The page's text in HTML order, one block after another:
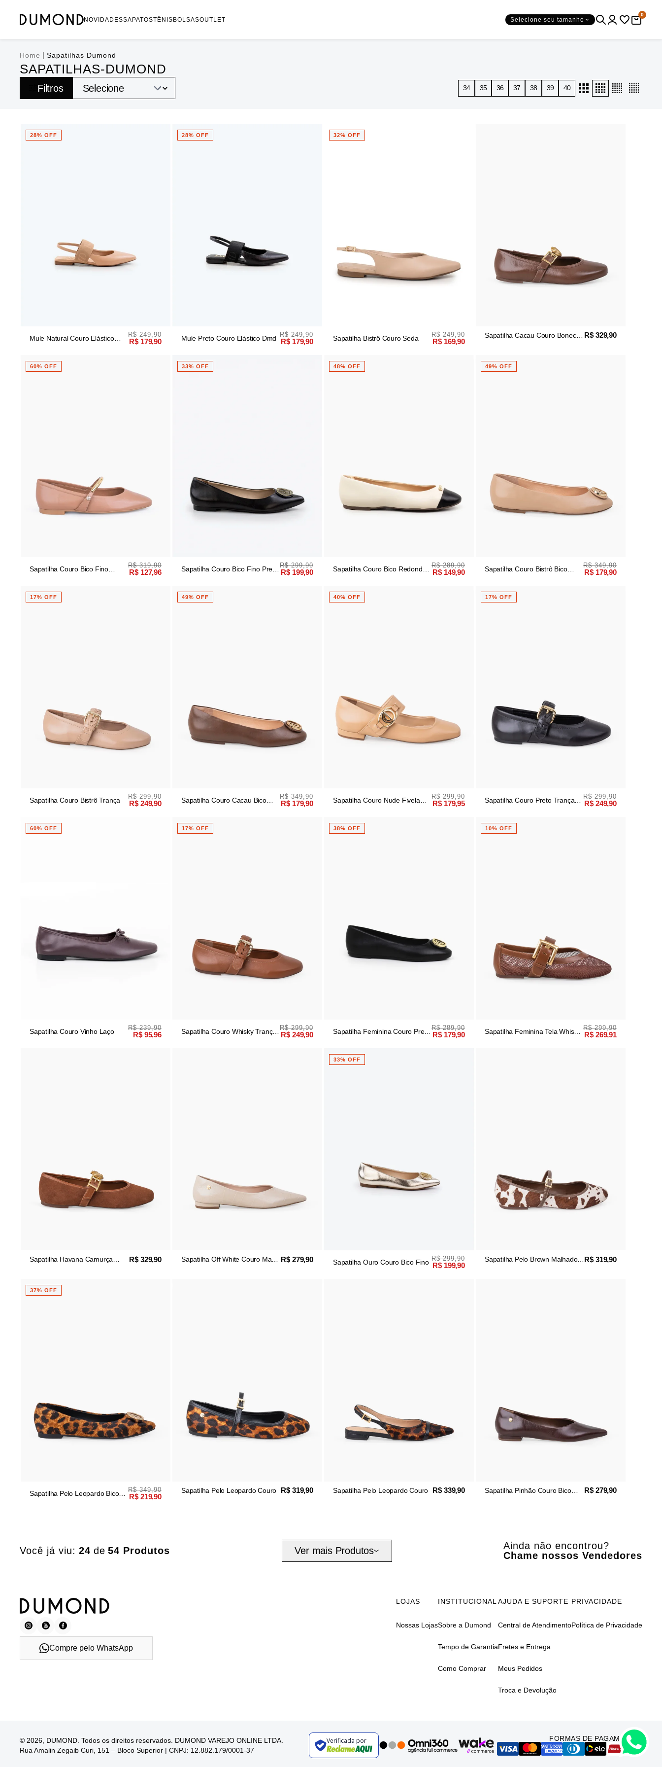
Selecione seu tamanho
0
NOVIDADESSAPATOSTÊNISBOLSASOUTLET
Home Sapatilhas Dumond
SAPATILHAS-DUMOND
Filtros 34 35 36 37 38 39 40
28% OFF
Mule Natural Couro Elástico
R$ 249,90
R$ 179,90
28% OFF
Mule Preto Couro Elástico Dmd R$ 249,90
R$ 179,90
32% OFF
Sapatilha Bistrô Couro Seda R$ 249,90
R$ 169,90
Sapatilha Cacau Couro Boneca
R$ 329,90
60% OFF
Sapatilha Couro Bico Fino
R$ 319,90
R$ 127,96
33% OFF
Sapatilha Couro Bico Fino Preto R$ 299,90
R$ 199,90
48% OFF
Sapatilha Couro Bico Redondo
R$ 289,90
R$ 149,90
49% OFF
Sapatilha Couro Bistrô Bico
R$ 349,90
R$ 179,90
17% OFF
Sapatilha Couro Bistrô Trança R$ 299,90
R$ 249,90
49% OFF
Sapatilha Couro Cacau Bico
R$ 349,90
R$ 179,90
40% OFF
Sapatilha Couro Nude Fivela
R$ 299,90
R$ 179,95
17% OFF
Sapatilha Couro Preto Trança
R$ 299,90
R$ 249,90
60% OFF
Sapatilha Couro Vinho Laço R$ 239,90
R$ 95,96
17% OFF
Sapatilha Couro Whisky Trança
R$ 299,90
R$ 249,90
38% OFF
Sapatilha Feminina Couro Preto
R$ 289,90
R$ 179,90
10% OFF
Sapatilha Feminina Tela Whisky
R$ 299,90
R$ 269,91
Sapatilha Havana Camurça
R$ 329,90
Sapatilha Off White Couro Maxi
R$ 279,90
33% OFF
Sapatilha Ouro Couro Bico Fino R$ 299,90
R$ 199,90
Sapatilha Pelo Brown Malhado
R$ 319,90
37% OFF
Sapatilha Pelo Leopardo Bico
R$ 349,90
R$ 219,90
Sapatilha Pelo Leopardo Couro R$ 319,90 Sapatilha Pelo Leopardo Couro R$ 339,90
Sapatilha Pinhão Couro Bico
R$ 279,90
Você já viu: 24 de 54 Produtos Ver mais Produtos
Ainda não encontrou?
Chame nossos Vendedores
Compre pelo WhatsApp
LOJAS
Nossas Lojas
INSTITUCIONAL
Sobre a Dumond
Tempo de Garantia
Como Comprar
AJUDA E SUPORTE
Central de Atendimento
Fretes e Entrega
Meus Pedidos
Troca e Devolução
PRIVACIDADE
Política de Privacidade
© 2026, DUMOND. Todos os direitos reservados. DUMOND VAREJO ONLINE LTDA.
Rua Amalin Zegaib Curi, 151 – Bloco Superior | CNPJ: 12.882.179/0001-37
Verificada por FORMAS DE PAGAMENTO: